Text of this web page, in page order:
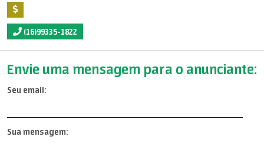
(16)99335-1822
Envie uma mensagem para o anunciante:
Seu email:
Sua mensagem: